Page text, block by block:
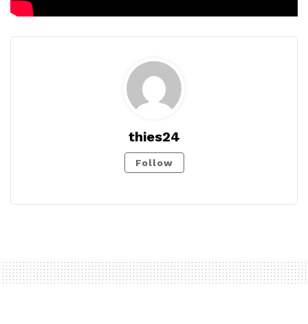
thies24
Follow